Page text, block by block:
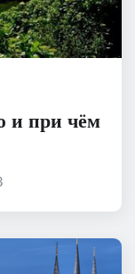
и при чём